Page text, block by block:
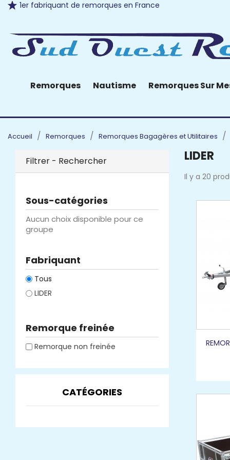
1er fabriquant de remorques en France
Remorques Nautisme Remorques Sur
Accueil Remorques Remorques Bagagères et Utilitaires
Filtrer - Rechercher
Sous-catégories
Aucun choix disponible pour ce
groupe
Fabriquant
Tous
LIDER
Remorque freinée
Remorque non freinée
CATÉGORIES
LIDER
Il y a 20